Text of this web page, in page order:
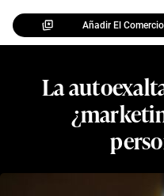
Añadir El
La